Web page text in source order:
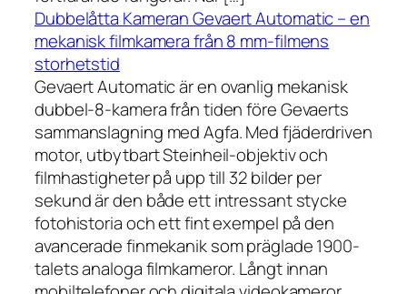
Dubbelåtta Kameran Gevaert Automatic – en
mekanisk filmkamera från 8 mm-filmens
storhetstid
Gevaert Automatic är en ovanlig mekanisk
dubbel-8-kamera från tiden före Gevaerts
sammanslagning med Agfa. Med fjäderdriven
motor, utbytbart Steinheil-objektiv och
filmhastigheter på upp till 32 bilder per
sekund är den både ett intressant stycke
fotohistoria och ett fint exempel på den
avancerade finmekanik som präglade 1900-
talets analoga filmkameror. Långt innan